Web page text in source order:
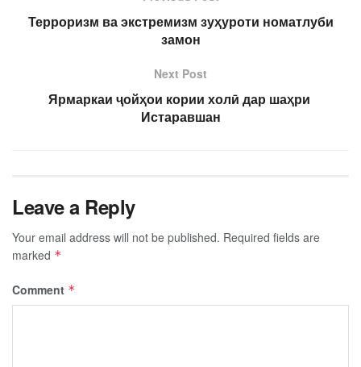
Терроризм ва экстремизм зуҳуроти номатлуби
замон
Next Post
Ярмаркаи ҷойҳои кории холӣ дар шаҳри
Истаравшан
Leave a Reply
Your email address will not be published. Required fields are
marked *
Comment *